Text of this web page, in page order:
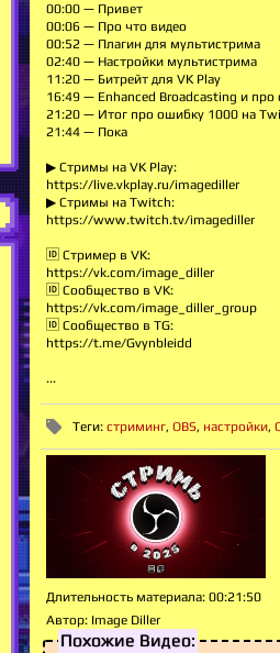
00:00 — Привет
00:06 — Про что видео
00:52 — Плагин для мультистрима
02:40 — Настройки мультистрима
11:20 — Битрейт для VK Play
16:49 — Enhanced Broadcasting и
21:20 — Итог про ошибку 1000 на
21:44 — Пока
▶ Стримы на VK Play:
https://live.vkplay.ru/imagediller
▶ Стримы на Twitch:
https://www.twitch.tv/imagediller
🆔 Стример в VK:
https://vk.com/image_diller
🆔 Cообщество в VK:
https://vk.com/image_diller_group
🆔 Сообщество в TG:
https://t.me/Gvynbleidd
...
Теги: стриминг, OBS, настройки,
Длительность материала: 00:21:50
Автор: Image Diller
Похожие Видео: